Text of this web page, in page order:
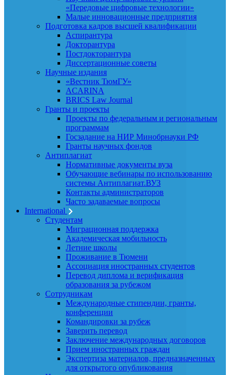
«Передовые цифровые технологии»
Малые инновационные предприятия
Подготовка кадров высшей квалификации
Аспирантура
Докторантура
Постдокторантура
Диссертационные советы
Научные издания
«Вестник ТюмГУ»
ACARINA
BRICS Law Journal
Гранты и проекты
Проекты по федеральным и региональным
программам
Госзадание на НИР Минобрнауки РФ
Гранты научных фондов
Антиплагиат
Нормативные документы вуза
Обучающие вебинары по использованию
системы Антиплагиат.ВУЗ
Контакты администраторов
Часто задаваемые вопросы
International
Студентам
Миграционная поддержка
Академическая мобильность
Летние школы
Проживание в Тюмени
Ассоциация иностранных студентов
Перевод диплома и верификация
образования за рубежом
Сотрудникам
Международные стипендии, гранты,
конференции
Командировки за рубеж
Заверить перевод
Заключение международных договоров
Прием иностранных граждан
Экспертиза материалов, предназначенных
для открытого опубликования